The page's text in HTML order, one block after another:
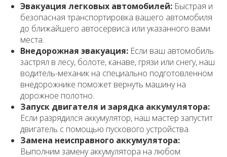
Эвакуация легковых автомобилей: Быстрая и
безопасная транспортировка вашего автомобиля
до ближайшего автосервиса или указанного вами
места.
Внедорожная эвакуация: Если ваш автомобиль
застрял в лесу, болоте, канаве, грязи или снегу, наш
водитель-механик на специально подготовленном
внедорожнике поможет вернуть машину на
дорожное полотно.
Запуск двигателя и зарядка аккумулятора:
Если разрядился аккумулятор, наш мастер запустит
двигатель с помощью пускового устройства.
Замена неисправного аккумулятора:
Выполним замену аккумулятора на любом